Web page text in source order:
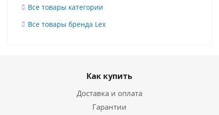
Все товары категории
Все товары бренда Lex
Как купить
Доставка и оплата
Гарантии